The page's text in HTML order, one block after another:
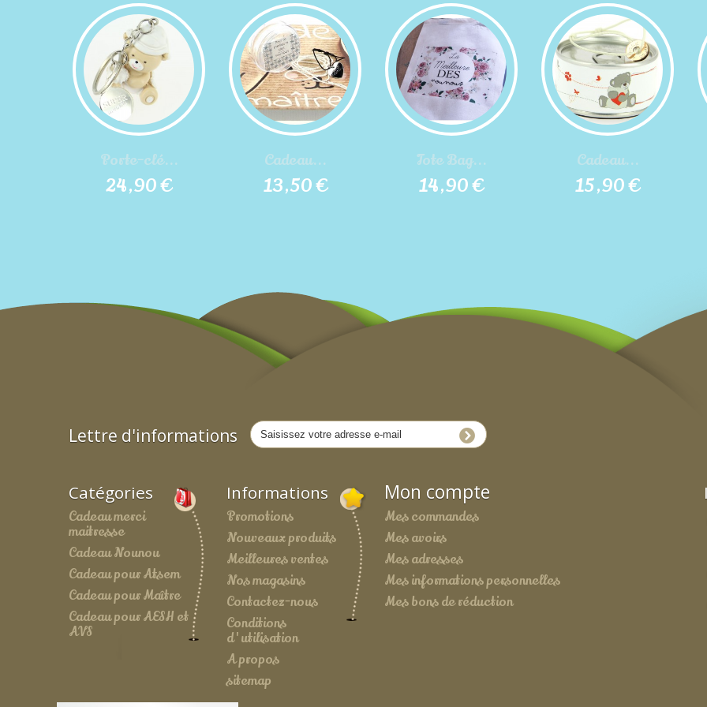
Porte-clé...
24,90 €
Cadeau...
13,50 €
Tote Bag...
14,90 €
Cadeau...
15,90 €
Lettre d'informations
Catégories
Cadeau merci
maitresse
Cadeau Nounou
Cadeau pour Atsem
Cadeau pour Maître
Cadeau pour AESH et
AVS
Informations
Promotions
Nouveaux produits
Meilleures ventes
Nos magasins
Contactez-nous
Conditions
d'utilisation
A propos
sitemap
Mon compte
Mes commandes
Mes avoirs
Mes adresses
Mes informations personnelles
Mes bons de réduction